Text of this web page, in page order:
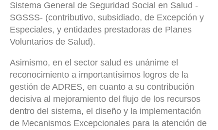
Sistema General de Seguridad Social en Salud -
SGSSS- (contributivo, subsidiado, de Excepción y
Especiales, y entidades prestadoras de Planes
Voluntarios de Salud).
Asimismo, en el sector salud es unánime el
reconocimiento a importantísimos logros de la
gestión de ADRES, en cuanto a su contribución
decisiva al mejoramiento del flujo de los recursos
dentro del sistema, el diseño y la implementación
de Mecanismos Excepcionales para la atención de